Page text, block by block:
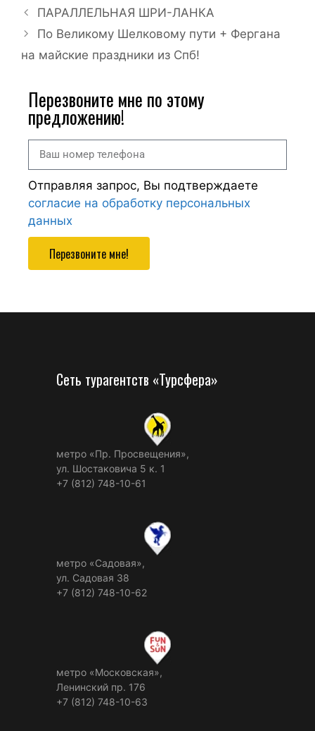
ПАРАЛЛЕЛЬНАЯ ШРИ-ЛАНКА
По Великому Шелковому пути + Фергана
на майские праздники из Спб!
Перезвоните мне по этому
предложению!
Отправляя запрос, Вы подтверждаете
согласие на обработку персональных
данных
Перезвоните мне!
Сеть турагентств «Турсфера»
метро «Пр. Просвещения»,
ул. Шостаковича 5 к. 1
+7 (812) 748-10-61
метро «Садовая»,
ул. Садовая 38
+7 (812) 748-10-62
метро «Московская»,
Ленинский пр. 176
+7 (812) 748-10-63